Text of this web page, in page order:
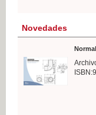
Novedades